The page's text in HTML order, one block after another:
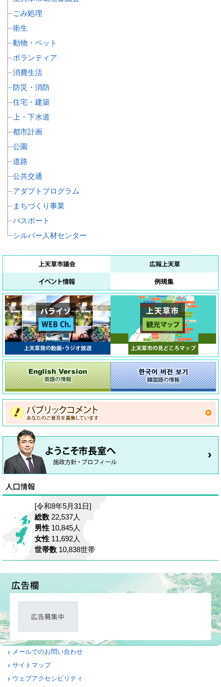
ごみ処理
衛生
動物・ペット
ボランティア
消費生活
防災・消防
住宅・建築
上・下水道
都市計画
公園
道路
公共交通
アダプトプログラム
まちづくり事業
パスポート
シルバー人材センター
[令和8年5月31日]
総数 22,537人
男性 10,845人
女性 11,692人
世帯数 10,838世帯
メールでのお問い合わせ
サイトマップ
ウェブアクセシビリティ